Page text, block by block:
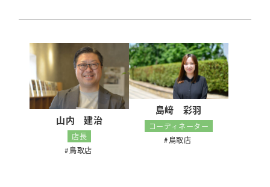
山内 建治
店長
鳥取店
島﨑 彩羽
コーディネーター
鳥取店